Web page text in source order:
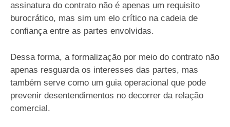
assinatura do contrato não é apenas um requisito
burocrático, mas sim um elo crítico na cadeia de
confiança entre as partes envolvidas.
Dessa forma, a formalização por meio do contrato não
apenas resguarda os interesses das partes, mas
também serve como um guia operacional que pode
prevenir desentendimentos no decorrer da relação
comercial.